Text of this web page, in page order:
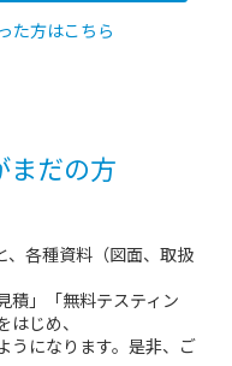
た方はこちら
まだの方
、各種資料（図面、取扱
積」「無料テスティン
じめ、
うになります。是非、ご